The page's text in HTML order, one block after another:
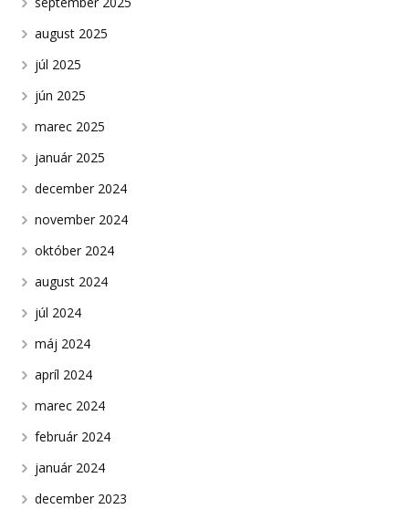
august 2025
júl 2025
jún 2025
marec 2025
január 2025
december 2024
november 2024
október 2024
august 2024
júl 2024
máj 2024
apríl 2024
marec 2024
február 2024
január 2024
december 2023